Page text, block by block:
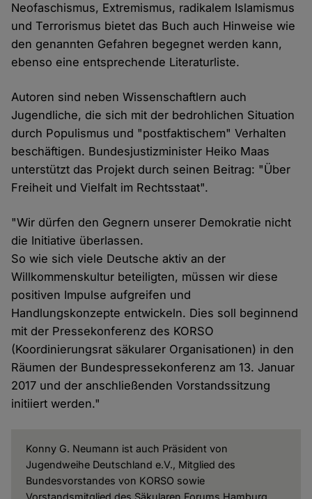
Neofaschismus, Extremismus, radikalem Islamismus
und Terrorismus bietet das Buch auch Hinweise wie
den genannten Gefahren begegnet werden kann,
ebenso eine entsprechende Literaturliste.
Autoren sind neben Wissenschaftlern auch
Jugendliche, die sich mit der bedrohlichen Situation
durch Populismus und "postfaktischem" Verhalten
beschäftigen. Bundesjustizminister Heiko Maas
unterstützt das Projekt durch seinen Beitrag: "Über
Freiheit und Vielfalt im Rechtsstaat".
"Wir dürfen den Gegnern unserer Demokratie nicht
die Initiative überlassen.
So wie sich viele Deutsche aktiv an der
Willkommenskultur beteiligten, müssen wir diese
positiven Impulse aufgreifen und
Handlungskonzepte entwickeln. Dies soll beginnend
mit der Pressekonferenz des KORSO
(Koordinierungsrat säkularer Organisationen) in den
Räumen der Bundespressekonferenz am 13. Januar
2017 und der anschließenden Vorstandssitzung
initiiert werden."
Konny G. Neumann ist auch Präsident von
Jugendweihe Deutschland e.V., Mitglied des
Bundesvorstandes von KORSO sowie